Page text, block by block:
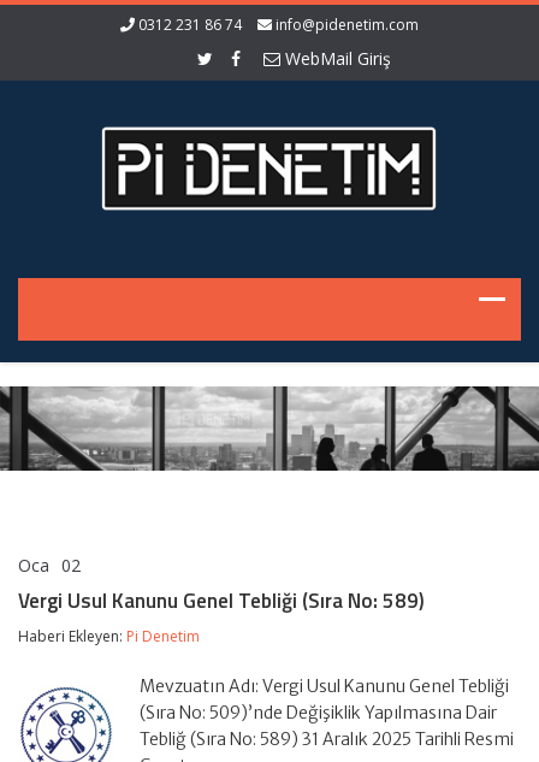
0312 231 86 74 info@pidenetim.com
WebMail Giriş
Oca 02
Kanunu
Genel
Tebliği
589)
için
Vergi Usul Kanunu Genel Tebliği (Sıra No: 589)
Haberi Ekleyen: Pi Denetim
Mevzuatın Adı: Vergi Usul Kanunu Genel Tebliği
(Sıra No: 509)’nde Değişiklik Yapılmasına Dair
Tebliğ (Sıra No: 589) 31 Aralık 2025 Tarihli Resmi